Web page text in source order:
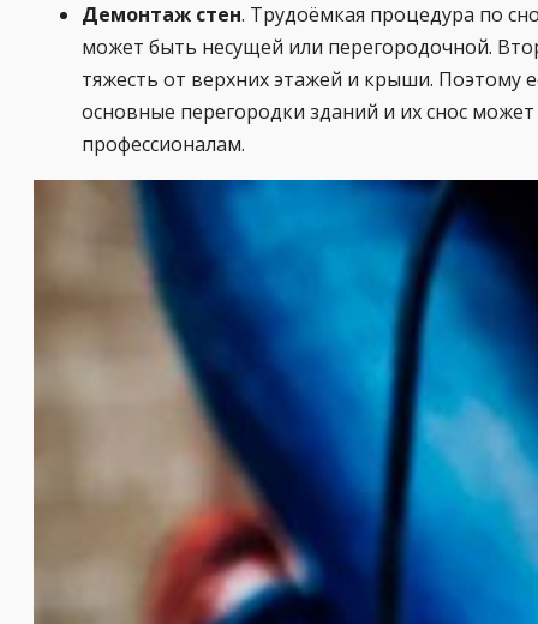
Демонтаж стен. Трудоёмкая процедура по
может быть несущей или перегородочной.
тяжесть от верхних этажей и крыши. Поэтому
основные перегородки зданий и их снос
профессионалам.